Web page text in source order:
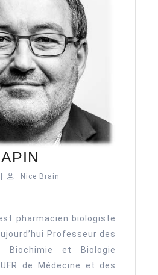
SAPIN
Nice Brain
pharmacien biologiste
Professeur des
Biochimie et Biologie
de Médecine et des